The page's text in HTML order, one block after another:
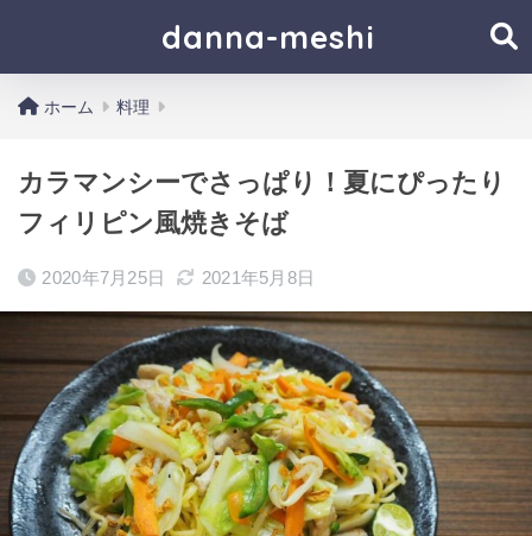
danna-meshi
ホーム 料理
カラマンシーでさっぱり！夏にぴったり
フィリピン風焼きそば
2020年7月25日 2021年5月8日